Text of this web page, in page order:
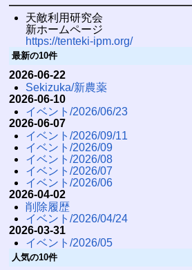
天敵利用研究会
新ホームページ
https://tenteki-ipm.org/
最新の10件
2026-06-22
Sekizuka/新農薬
2026-06-10
イベント/2026/06/23
2026-06-07
イベント/2026/09/11
イベント/2026/09
イベント/2026/08
イベント/2026/07
イベント/2026/06
2026-04-02
削除履歴
イベント/2026/04/24
2026-03-31
イベント/2026/05
人気の10件